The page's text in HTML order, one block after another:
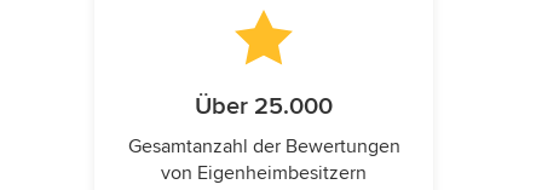
Über 25.000
Gesamtanzahl der Bewertungen
von Eigenheimbesitzern